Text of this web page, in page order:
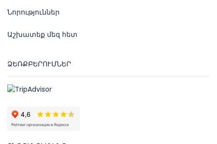
Նորություններ
Աշխատեք մեզ հետ
ՁԵՌՔԲԵՐՈՒՄՆԵՐ